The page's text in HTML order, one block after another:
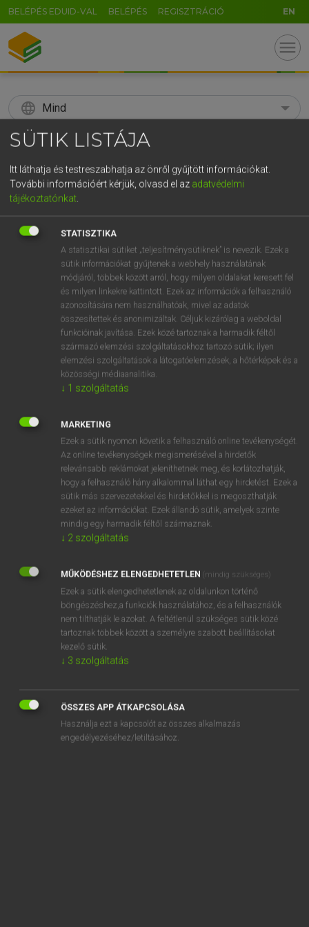
BELÉPÉS EDUID-VAL BELÉPÉS REGISZTRÁCIÓ EN
menu
language Mind
search
KERESÉS
Díjmentes angol szótár
mn teljes
keresése szótárainkban
DÍJMENTES ANGOL SZÓTÁR
allotropy
SZOTAR.NET APPLIKÁCIÓ
ONLINE NYELVVIZSGA
SÜTIK LISTÁJA
Itt láthatja és testreszabhatja az önről gyűjtött információkat.
További információért kérjük, olvasd el az adatvédelmi
tájékoztatónkat
STATISZTIKA
A statisztikai sütiket „teljesítménysütiknek” is nevezik. Ezek a
sütik információkat gyűjtenek a webhely használatának
módjáról, többek között arról, hogy milyen oldalakat keresett fel
és milyen linkekre kattintott. Ezek az információk a felhasználó
azonosítására nem használhatóak, mivel az adatok
összesítettek és anonimizáltak. Céljuk kizárólag a weboldal
funkcióinak javítása. Ezek közé tartoznak a harmadik féltől
származó elemzési szolgáltatásokhoz tartozó sütik; ilyen
elemzési szolgáltatások a látogatóelemzések, a hőtérképek és a
közösségi médiaanalitika.
↓ 1 szolgáltatás
MARKETING
Ezek a sütik nyomon követik a felhasználó online tevékenységét.
Az online tevékenységek megismerésével a hirdetők
relevánsabb reklámokat jeleníthetnek meg, és korlátozhatják,
hogy a felhasználó hány alkalommal láthat egy hirdetést. Ezek a
sütik más szervezetekkel és hirdetőkkel is megoszthatják
ezeket az információkat. Ezek állandó sütik, amelyek szinte
mindig egy harmadik féltől származnak.
↓ 2 szolgáltatás
MŰKÖDÉSHEZ ELENGEDHETETLEN (mindig szükséges)
Ezek a sütik elengedhetetlenek az oldalunkon történő
böngészéshez,a funkciók használatához, és a felhasználók
nem tilthatják le azokat. A feltétlenül szükséges sütik közé
tartoznak többek között a személyre szabott beállításokat
kezelő sütik.
↓ 3 szolgáltatás
ÖSSZES APP ÁTKAPCSOLÁSA
Használja ezt a kapcsolót az összes alkalmazás
engedélyezéséhez/letiltásához.
GR
5 6 7 8 9 ö ü ó
r t z u i o p ő ú
k l ű
n m , . AltGr